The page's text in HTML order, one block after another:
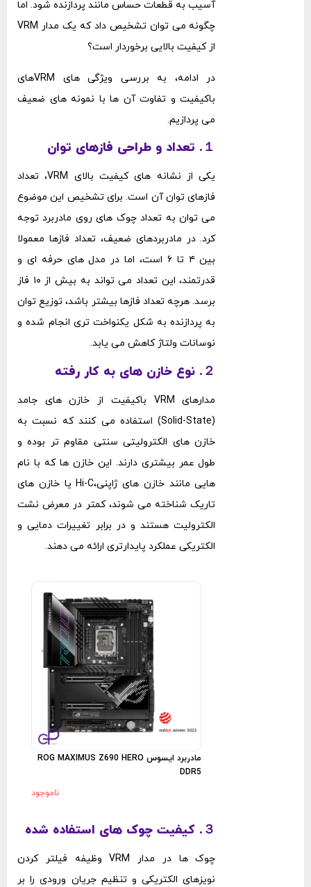
آسیب به قطعات حساس مانند پردازنده شود. اما
چگونه می ‌توان تشخیص داد که یک مدار VRM
از کیفیت بالایی برخوردار است؟
در ادامه، به بررسی ویژگی ‌های VRMهای
باکیفیت و تفاوت آن ‌ها با نمونه ‌های ضعیف
می ‌پردازیم.
یکی از نشانه ‌های کیفیت بالای VRM، تعداد
فازهای توان آن است. برای تشخیص این موضوع
می‌ توان به تعداد چوک‌ های روی مادربرد توجه
کرد. در مادربردهای ضعیف، تعداد فازها معمولا
بین ۴ تا ۶ است، اما در مدل‌ های حرفه ‌ای و
قدرتمند، این تعداد می ‌تواند به بیش از ۱۰ فاز
برسد. هرچه تعداد فازها بیشتر باشد، توزیع توان
به پردازنده به شکل یکنواخت ‌تری انجام شده و
نوسانات ولتاژ کاهش می ‌یابد.
مدارهای VRM باکیفیت از خازن ‌های جامد
(Solid-State) استفاده می ‌کنند که نسبت به
خازن‌ های الکترولیتی سنتی مقاوم‌ تر بوده و
طول عمر بیشتری دارند. این خازن‌ ها که با نام‌
هایی مانند خازن ‌های ژاپنی،Hi-C یا خازن ‌های
تاریک شناخته می ‌شوند، کمتر در معرض نشت
الکترولیت هستند و در برابر تغییرات دمایی و
الکتریکی عملکرد پایدارتری ارائه می ‌دهند.
مادربرد ایسوس ROG MAXIMUS Z690 HERO
DDR5
ناموجود
چوک ‌ها در مدار VRM وظیفه فیلتر کردن
نویزهای الکتریکی و تنظیم جریان ورودی را بر